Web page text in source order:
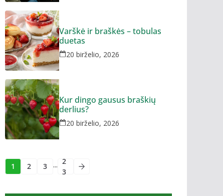
Varškė ir braškės – tobulas
duetas
20 birželio, 2026
Kur dingo gausus braškių
derlius?
20 birželio, 2026
1 2 3 ... 2
3